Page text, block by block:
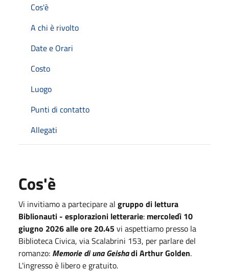
Cos'è
A chi è rivolto
Date e Orari
Costo
Luogo
Punti di contatto
Allegati
Cos'è
Vi invitiamo a partecipare al gruppo di lettura
Biblionauti - esplorazioni letterarie: mercoledì 10
giugno 2026 alle ore 20.45vi aspettiamo presso la
Biblioteca Civica, via Scalabrini 153, per parlare del
romanzo: Memorie di una Geishadi Arthur Golden.
L'ingresso è libero e gratuito.